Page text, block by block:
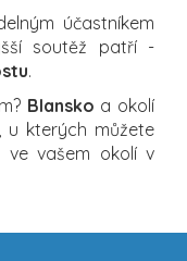
účastníkem
soutěž patří -
.
Blansko a okolí
u kterých můžete
ve vašem okolí v